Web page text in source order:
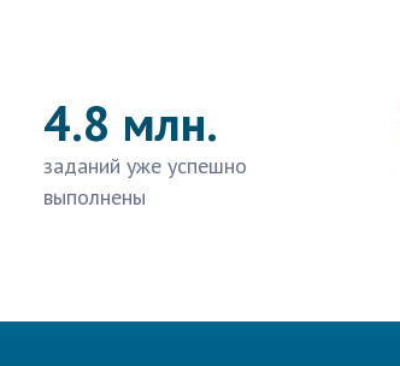
4.8 млн.
заданий уже успешно
выполнены